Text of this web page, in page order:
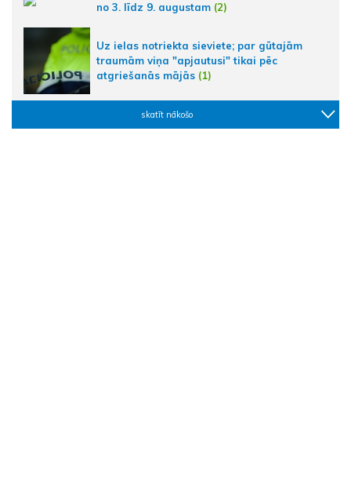
no 3. līdz 9. augustam (2)
Uz ielas notriekta sieviete; par gūtajām
traumām viņa "apjautusi" tikai pēc
atgriešanās mājās (1)
skatīt nākošo